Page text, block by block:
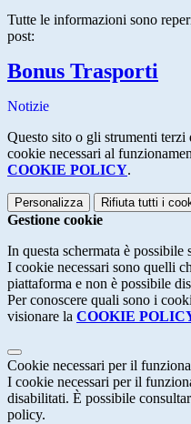
Tutte le informazioni sono
post:
Bonus Trasporti
Notizie
Questo sito o gli strumenti
cookie necessari al
COOKIE POLICY.
Personalizza Rifiuta tutti i
Gestione cookie
In questa schermata è
I cookie necessari sono quelli
piattaforma e non è possibile
Per conoscere quali sono i
visionare la COOKIE
Cookie necessari per il
I cookie necessari per il
disabilitati. È possibile
policy.